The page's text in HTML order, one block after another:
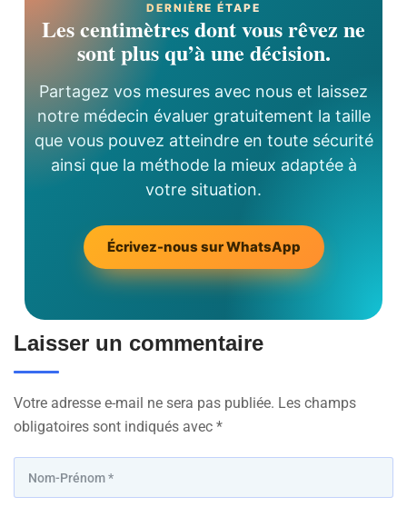
DERNIÈRE ÉTAPE
Les centimètres dont vous rêvez ne
sont plus qu’à une décision.
Partagez vos mesures avec nous et laissez
notre médecin évaluer gratuitement la taille
que vous pouvez atteindre en toute sécurité
ainsi que la méthode la mieux adaptée à
votre situation.
Écrivez-nous sur WhatsApp
Laisser un commentaire
Votre adresse e-mail ne sera pas publiée. Les champs
obligatoires sont indiqués avec *